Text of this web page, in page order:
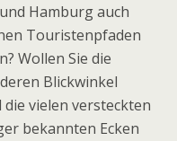
Hamburg auch
Touristenpfaden
Wollen Sie die
Blickwinkel
vielen versteckten
bekannten Ecken